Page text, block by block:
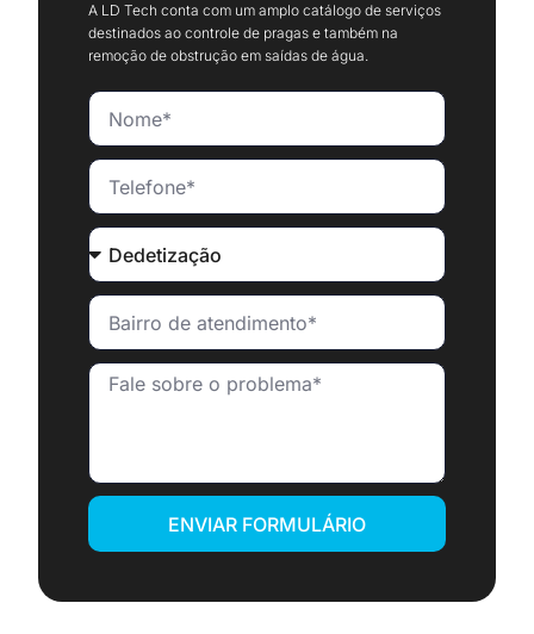
A LD Tech conta com um amplo catálogo de serviços
destinados ao controle de pragas e também na
remoção de obstrução em saídas de água.
ENVIAR FORMULÁRIO